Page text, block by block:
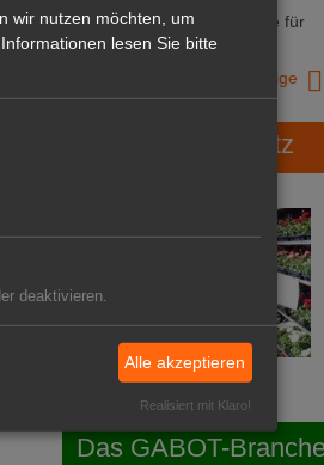
Repräsentative Immobilie für
IHREN Betrieb!
zur Anzeige
GABOT Marktplatz
Das GABOT-
wir nutzen möchten, um
lesen Sie bitte
deaktivieren.
Alle akzeptieren
Realisiert mit Klaro!